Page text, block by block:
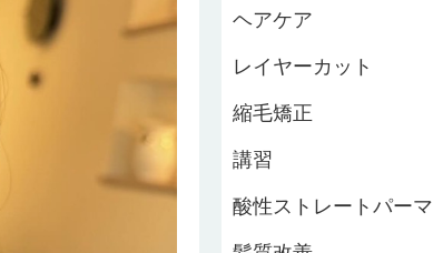
ヘアケア
レイヤーカット
縮毛矯正
講習
酸性ストレートパーマ